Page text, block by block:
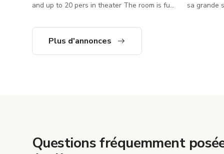
and up to 20 pers in theater The room is full
paperboard and unlimited hot brevages in
the commun space. Has very beautiful stone
sa grande
Plus d'annonces
Questions fréquemment